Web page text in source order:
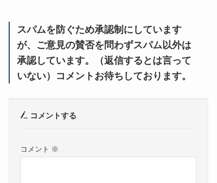
スパムを防ぐため承認制にしています
が、ご意見の賛否を問わずスパム以外は
承認しています。（返信するとは言って
いない）コメントお待ちしております。
コメントする
コメント ※